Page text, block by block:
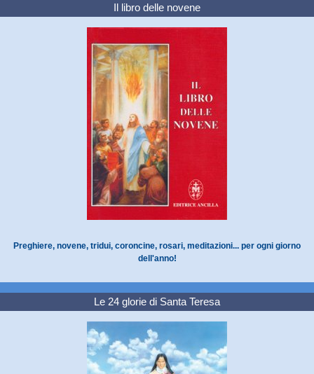
Il libro delle novene
Preghiere, novene, tridui, coroncine, rosari, meditazioni... per ogni giorno
dell'anno!
Le 24 glorie di Santa Teresa